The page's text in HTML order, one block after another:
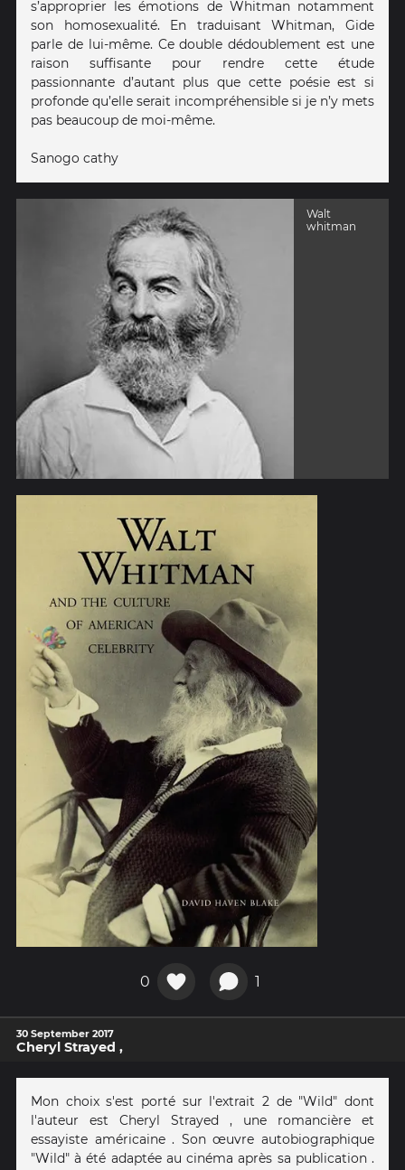
s’approprier les émotions de Whitman notamment
son homosexualité. En traduisant Whitman, Gide
parle de lui-même. Ce double dédoublement est une
raison suffisante pour rendre cette étude
passionnante d’autant plus que cette poésie est si
profonde qu’elle serait incompréhensible si je n’y mets
pas beaucoup de moi-même.
Sanogo cathy
Walt
whitman
0 1
30 September 2017
Cheryl Strayed ,
Mon choix s'est porté sur l'extrait 2 de "Wild" dont
l'auteur est Cheryl Strayed , une romancière et
essayiste américaine . Son œuvre autobiographique
"Wild" à été adaptée au cinéma après sa publication .